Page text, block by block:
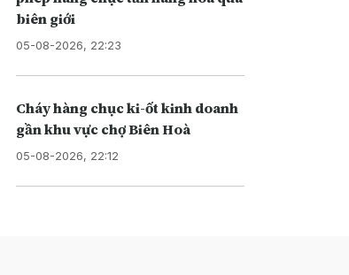
biên giới
05-08-2026, 22:23
Cháy hàng chục ki-ốt kinh doanh
gần khu vực chợ Biên Hoà
05-08-2026, 22:12